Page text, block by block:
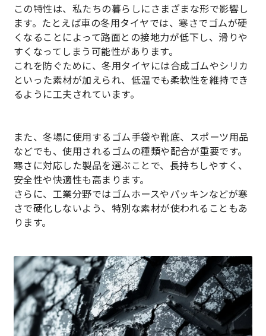
その他
代理店から探す
サークル活動
この特性は、私たちの暮らしにさまざまな形で影響し
ます。たとえば車の冬用タイヤでは、寒さでゴムが硬
くなることによって路面との接地力が低下し、滑りや
すくなってしまう可能性があります。
これを防ぐために、冬用タイヤには合成ゴムやシリカ
といった素材が加えられ、低温でも柔軟性を維持でき
るように工夫されています。
また、冬場に使用するゴム手袋や靴底、スポーツ用品
などでも、使用されるゴムの種類や配合が重要です。
寒さに対応した製品を選ぶことで、長持ちしやすく、
安全性や快適性も高まります。
さらに、工業分野ではゴムホースやパッキンなどが寒
さで硬化しないよう、特別な素材が使われることもあ
ります。